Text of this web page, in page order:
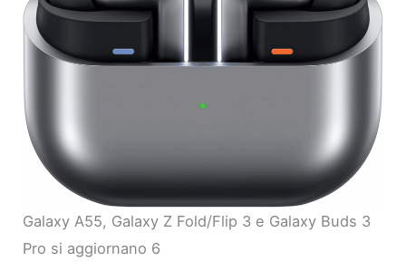
Galaxy A55, Galaxy Z Fold/Flip 3 e Galaxy Buds 3
Pro si aggiornano 6